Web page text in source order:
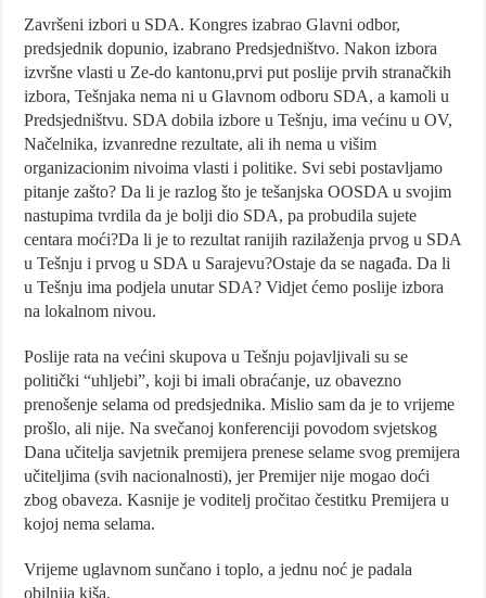
Završeni izbori u SDA. Kongres izabrao Glavni odbor,
predsjednik dopunio, izabrano Predsjedništvo. Nakon izbora
izvršne vlasti u Ze-do kantonu,prvi put poslije prvih stranačkih
izbora, Tešnjaka nema ni u Glavnom odboru SDA, a kamoli u
Predsjedništvu. SDA dobila izbore u Tešnju, ima većinu u OV,
Načelnika, izvanredne rezultate, ali ih nema u višim
organizacionim nivoima vlasti i politike. Svi sebi postavljamo
pitanje zašto? Da li je razlog što je tešanjska OOSDA u svojim
nastupima tvrdila da je bolji dio SDA, pa probudila sujete
centara moći?Da li je to rezultat ranijih razilaženja prvog u SDA
u Tešnju i prvog u SDA u Sarajevu?Ostaje da se nagađa. Da li
u Tešnju ima podjela unutar SDA? Vidjet ćemo poslije izbora
na lokalnom nivou.
Poslije rata na većini skupova u Tešnju pojavljivali su se
politički “uhljebi”, koji bi imali obraćanje, uz obavezno
prenošenje selama od predsjednika. Mislio sam da je to vrijeme
prošlo, ali nije. Na svečanoj konferenciji povodom svjetskog
Dana učitelja savjetnik premijera prenese selame svog premijera
učiteljima (svih nacionalnosti), jer Premijer nije mogao doći
zbog obaveza. Kasnije je voditelj pročitao čestitku Premijera u
kojoj nema selama.
Vrijeme uglavnom sunčano i toplo, a jednu noć je padala
obilnija kiša.